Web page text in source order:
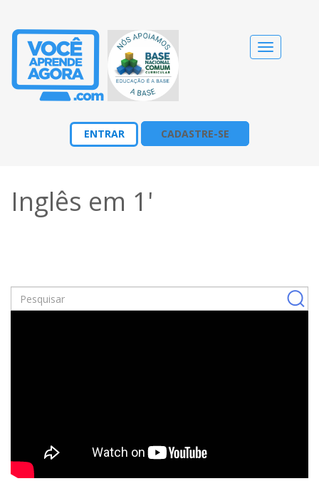
Alternar
navegação
ENTRAR CADASTRE-SE
Inglês em 1'